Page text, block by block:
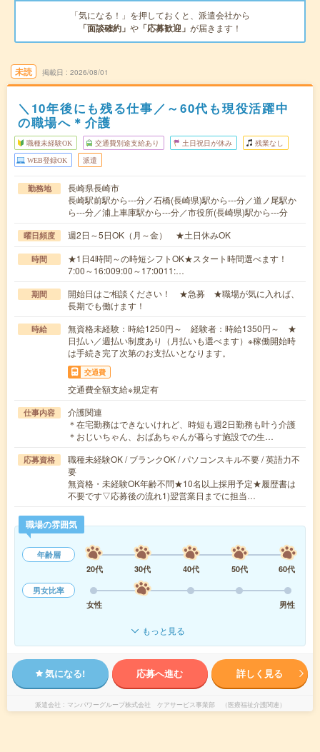
「気になる！」を押しておくと、派遣会社から
「面談確約」 や 「応募歓迎」 が届きます！
未読 掲載日 2026/08/01
＼10年後にも残る仕事／～60代も現役活躍中
の職場へ＊介護
職種未経験OK 交通費別途支給あり 土日祝日が休み 残業なし
WEB登録OK 派遣
勤務地
長崎県長崎市
長崎駅前駅から---分／石橋(長崎県)駅から---分／道ノ尾駅か
ら---分／浦上車庫駅から---分／市役所(長崎県)駅から---分
曜日頻度 週2日～5日OK（月～金） ★土日休みOK
時間
★1日4時間～の時短シフトOK★スタート時間選べます！
7:00～16:009:00～17:0011:…
期間
開始日はご相談ください！ ★急募 ★職場が気に入れば、
長期でも働けます！
時給
無資格未経験：時給1250円～ 経験者：時給1350円～ ★
日払い／週払い制度あり（月払いも選べます）※稼働開始時
は手続き完了次第のお支払いとなります。
交通費
交通費全額支給※規定有
仕事内容
介護関連
＊在宅勤務はできないけれど、時短も週2日勤務も叶う介護
＊おじいちゃん、おばあちゃんが暮らす施設での生…
応募資格
職種未経験OK / ブランクOK / パソコンスキル不要 / 英語力不
要
無資格・未経験OK年齢不問★10名以上採用予定★履歴書は
不要です▽応募後の流れ1)翌営業日までに担当…
職場の雰囲気
年齢層
20代
30代 40代 50代
60代
男女比率
女性
男性
もっと見る
気になる! 応募へ進む 詳しく見る
派遣会社 マンパワーグループ株式会社 ケアサービス事業部 （医療福祉介護関連）